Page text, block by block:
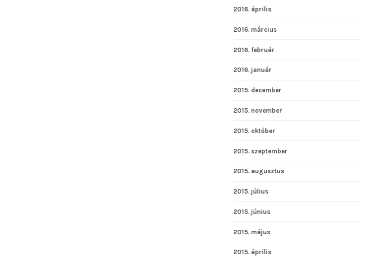
2016. április
2016. március
2016. február
2016. január
2015. december
2015. november
2015. október
2015. szeptember
2015. augusztus
2015. július
2015. június
2015. május
2015. április